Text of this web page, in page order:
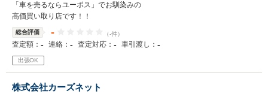
「車を売るならユーポス」でお馴染みの
高価買い取り店です！！
総合評価 - （-件）
査定額： - 連絡： - 査定対応： - 車引渡し： -
出張OK
株式会社カーズネット